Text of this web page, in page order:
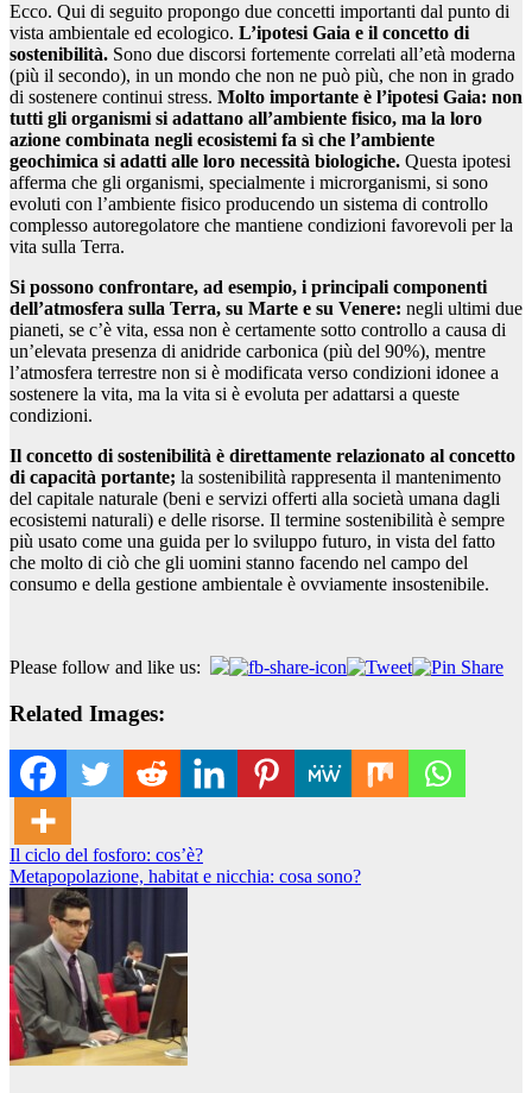
Ecco. Qui di seguito propongo due concetti importanti dal punto di
vista ambientale ed ecologico. L’ipotesi Gaia e il concetto di
sostenibilità. Sono due discorsi fortemente correlati all’età moderna
(più il secondo), in un mondo che non ne può più, che non in grado
di sostenere continui stress. Molto importante è l’ipotesi Gaia: non
tutti gli organismi si adattano all’ambiente fisico, ma la loro
azione combinata negli ecosistemi fa sì che l’ambiente
geochimica si adatti alle loro necessità biologiche. Questa ipotesi
afferma che gli organismi, specialmente i microrganismi, si sono
evoluti con l’ambiente fisico producendo un sistema di controllo
complesso autoregolatore che mantiene condizioni favorevoli per la
vita sulla Terra.
Si possono confrontare, ad esempio, i principali componenti
dell’atmosfera sulla Terra, su Marte e su Venere: negli ultimi due
pianeti, se c’è vita, essa non è certamente sotto controllo a causa di
un’elevata presenza di anidride carbonica (più del 90%), mentre
l’atmosfera terrestre non si è modificata verso condizioni idonee a
sostenere la vita, ma la vita si è evoluta per adattarsi a queste
condizioni.
Il concetto di sostenibilità è direttamente relazionato al concetto
di capacità portante; la sostenibilità rappresenta il mantenimento
del capitale naturale (beni e servizi offerti alla società umana dagli
ecosistemi naturali) e delle risorse. Il termine sostenibilità è sempre
più usato come una guida per lo sviluppo futuro, in vista del fatto
che molto di ciò che gli uomini stanno facendo nel campo del
consumo e della gestione ambientale è ovviamente insostenibile.
Please follow and like us:
Related Images:
Navigazione
articoli
Il ciclo del fosforo: cos’è?
Metapopolazione, habitat e nicchia: cosa sono?